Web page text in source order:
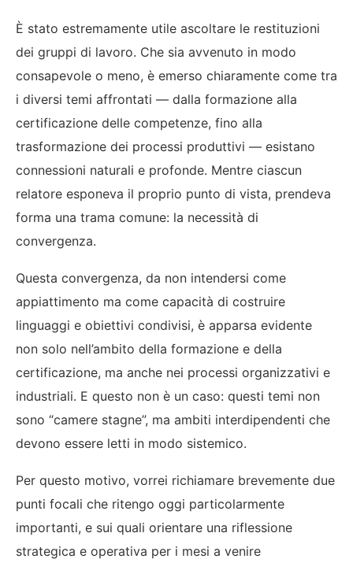
È stato estremamente utile ascoltare le restituzioni
dei gruppi di lavoro. Che sia avvenuto in modo
consapevole o meno, è emerso chiaramente come tra
i diversi temi affrontati — dalla formazione alla
certificazione delle competenze, fino alla
trasformazione dei processi produttivi — esistano
connessioni naturali e profonde. Mentre ciascun
relatore esponeva il proprio punto di vista, prendeva
forma una trama comune: la necessità di
convergenza.
Questa convergenza, da non intendersi come
appiattimento ma come capacità di costruire
linguaggi e obiettivi condivisi, è apparsa evidente
non solo nell’ambito della formazione e della
certificazione, ma anche nei processi organizzativi e
industriali. E questo non è un caso: questi temi non
sono “camere stagne”, ma ambiti interdipendenti che
devono essere letti in modo sistemico.
Per questo motivo, vorrei richiamare brevemente due
punti focali che ritengo oggi particolarmente
importanti, e sui quali orientare una riflessione
strategica e operativa per i mesi a venire